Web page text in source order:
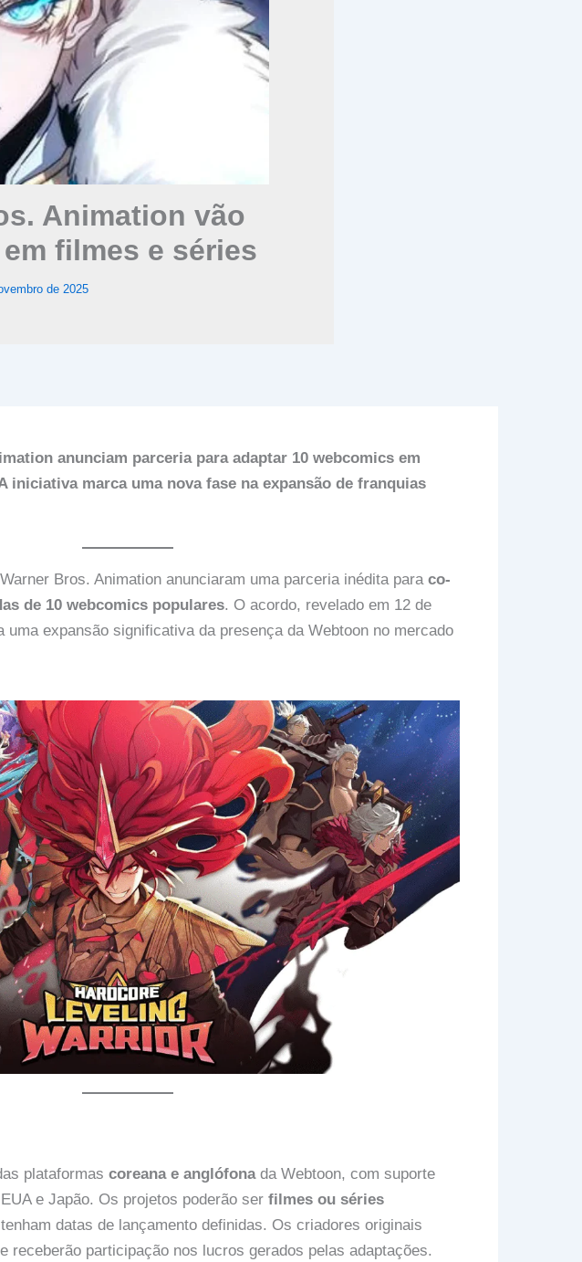
Animation vão
filmes e séries
de 2025
anunciam parceria para adaptar 10 webcomics em
iniciativa marca uma nova fase na expansão de franquias
Bros. Animation anunciaram uma parceria inédita para co-
de 10 webcomics populares. O acordo, revelado em 12 de
uma expansão significativa da presença da Webtoon no mercado
plataformas coreana e anglófonada Webtoon, com suporte
e Japão. Os projetos poderão ser filmes ou séries
datas de lançamento definidas. Os criadores originais
receberão participação nos lucros gerados pelas adaptações.